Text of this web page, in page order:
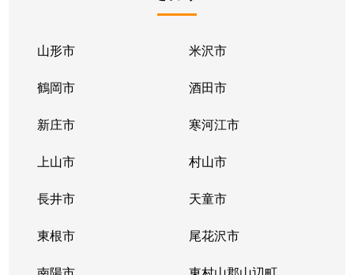
山形市 米沢市
鶴岡市 酒田市
新庄市 寒河江市
上山市 村山市
長井市 天童市
東根市 尾花沢市